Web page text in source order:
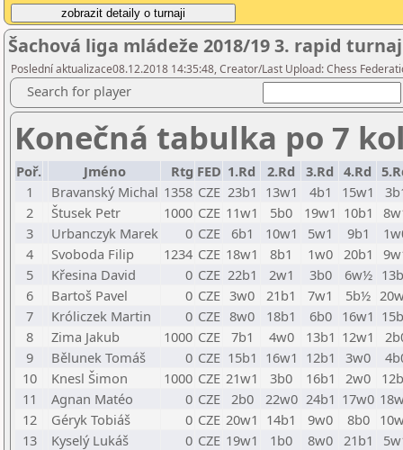
Šachová liga mládeže 2018/19 3. rapid
Poslední aktualizace08.12.2018 14:35:48, Creator/Last Upload: Chess
Search for player
Konečná tabulka po 7
Poř. Jméno Rtg FED 1.Rd 2.Rd 3.Rd 4.Rd
1
Bravanský Michal 1358 CZE 23b1 13w1 4b1 15w1
2
Štusek Petr 1000 CZE 11w1 5b0 19w1 10b1
3
Urbanczyk Marek 0 CZE 6b1 10w1 5w1 9b1
4
Svoboda Filip 1234 CZE 18w1 8b1 1w0 20b1
5
Křesina David 0 CZE 22b1 2w1 3b0 6w½
6
Bartoš Pavel 0 CZE 3w0 21b1 7w1 5b½
7
Króliczek Martin 0 CZE 8w0 18b1 6b0 16w1
8
Zima Jakub 1000 CZE 7b1 4w0 13b1 12w1
9
Bělunek Tomáš 0 CZE 15b1 16w1 12b1 3w0
10
Knesl Šimon 1000 CZE 21w1 3b0 16b1 2w0
11
Agnan Matéo 0 CZE 2b0 22w0 24b1 17w0
12
Géryk Tobiáš 0 CZE 20w1 14b1 9w0 8b0
13
Kyselý Lukáš 0 CZE 19w1 1b0 8w0 21b1